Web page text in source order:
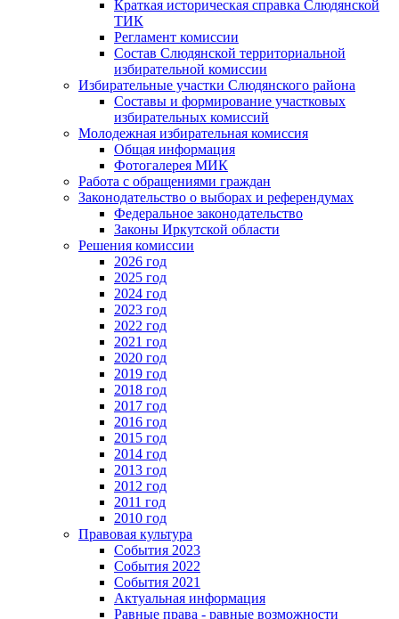
Краткая историческая справка Слюдянской
ТИК
Регламент комиссии
Состав Слюдянской территориальной
избирательной комиссии
Избирательные участки Слюдянского района
Составы и формирование участковых
избирательных комиссий
Молодежная избирательная комиссия
Общая информация
Фотогалерея МИК
Работа с обращениями граждан
Законодательство о выборах и референдумах
Федеральное законодательство
Законы Иркутской области
Решения комиссии
2026 год
2025 год
2024 год
2023 год
2022 год
2021 год
2020 год
2019 год
2018 год
2017 год
2016 год
2015 год
2014 год
2013 год
2012 год
2011 год
2010 год
Правовая культура
События 2023
События 2022
События 2021
Актуальная информация
Равные права - равные возможности